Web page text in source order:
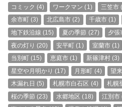
コミック (4) ワークマン (1) 三笠市
余市町(3) 北広島市 (2) 千歳市(1)
地下鉄沿線 (15) 夏の季節 (27) 夕張
夜の灯り (20) 安平町 (1) 室蘭市(1)
当別町(15) 恵庭市 (1) 新篠津村(3)
星空や月明かり (17) 月形町 (4) 望来
木漏れ日 (5) 札幌市白石区 (4) 札幌
桜の季節 (23) 水郷地区 (18) 江別市